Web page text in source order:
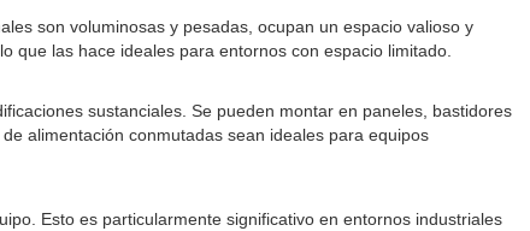
son voluminosas y pesadas, ocupan un espacio valioso y
que las hace ideales para entornos con espacio limitado.
sustanciales. Se pueden montar en paneles, bastidores
alimentación conmutadas sean ideales para equipos
Esto es particularmente significativo en entornos industriales